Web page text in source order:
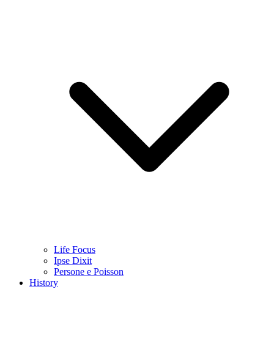
Life Focus
Ipse Dixit
Persone e Poisson
History